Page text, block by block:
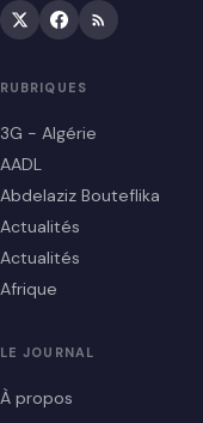
RUBRIQUES
3G - Algérie
AADL
Abdelaziz Bouteflika
Actualités
Actualités
Afrique
LE JOURNAL
À propos